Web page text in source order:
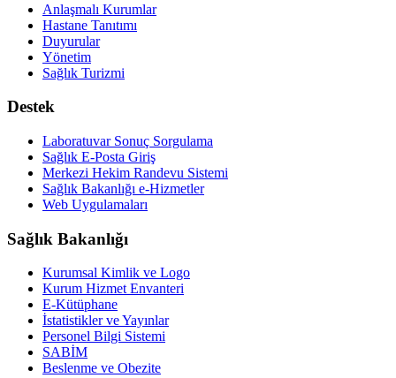
Anlaşmalı Kurumlar
Hastane Tanıtımı
Duyurular
Yönetim
Sağlık Turizmi
Destek
Laboratuvar Sonuç Sorgulama
Sağlık E-Posta Giriş
Merkezi Hekim Randevu Sistemi
Sağlık Bakanlığı e-Hizmetler
Web Uygulamaları
Sağlık Bakanlığı
Kurumsal Kimlik ve Logo
Kurum Hizmet Envanteri
E-Kütüphane
İstatistikler ve Yayınlar
Personel Bilgi Sistemi
SABİM
Beslenme ve Obezite